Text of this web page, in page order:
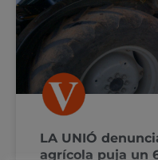
LA UNIÓ
agrícola puja un